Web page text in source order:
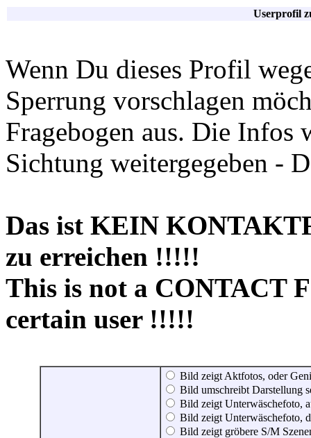
Userprofil
Wenn Du dieses Profil
Sperrung vorschlagen
Fragebogen aus. Die Infos
Sichtung weitergegeben -
Das ist KEIN
zu erreichen !!!!!
This is not a CONTACT
certain user !!!!!
Bild zeigt Aktfotos, oder
Bild umschreibt Darstellung
Bild zeigt Unterwäschefoto,
Bild zeigt Unterwäschefoto,
Bild zeigt gröbere S/M